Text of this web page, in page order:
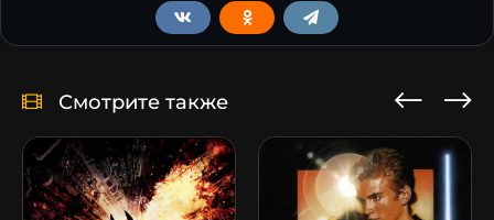
Смотрите также